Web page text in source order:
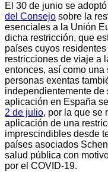
El 30 de junio se
del Consejo sobre la
esenciales a la Unión
dicha restricción, que
países cuyos
restricciones de viaje a
entonces, así como
personas exentas
independientemente de
aplicación en España
2 de julio, por la que se
aplicación de una
imprescindibles desde
países asociados
salud pública con
por el COVID-19.